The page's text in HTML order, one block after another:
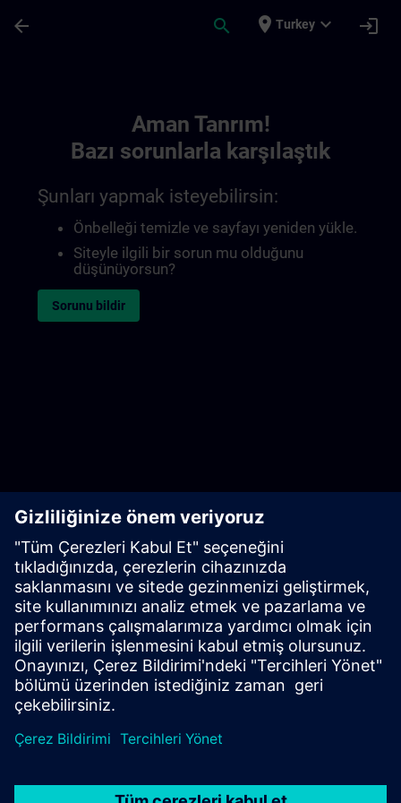
arrow_back search place Turkey expand_more login
Aman Tanrım!
Bazı sorunlarla karşılaştık
Şunları yapmak isteyebilirsin:
Önbelleği temizle ve sayfayı yeniden yükle.
Siteyle ilgili bir sorun mu olduğunu
düşünüyorsun?
Sorunu bildir